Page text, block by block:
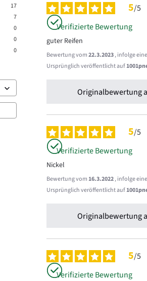
17
7
0
0
0
5/5
Verifizierte Bewertung
guter Reifen
Bewertung vom22.3.2023, infolge
Ursprünglich veröffentlicht auf
Originalbewertung
5/5
Verifizierte Bewertung
Nickel
Bewertung vom16.3.2022, infolge
Ursprünglich veröffentlicht auf
Originalbewertung
5/5
Verifizierte Bewertung